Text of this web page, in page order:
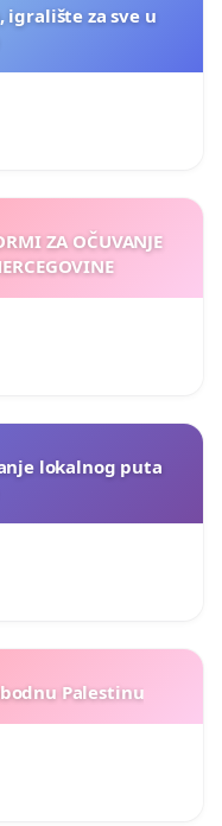
ZA OČUVANJE
lokalnog puta
Palestinu